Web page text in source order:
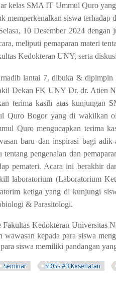
kelas SMA IT Ummul Quro
memperkenalkan siswa
10 Desember 2024
meliputi pemaparan materi
Kedokteran UNY, serta
lantai 7, dibuka &
Dekan FK UNY Dr. dr. Atien
terima kasih atas
Bogor yang di wakilkan
Quro mengucapkan terima
baru dan inspirasi bagi
tentang pengenalan dan
pemateri. Acara ini berakhir
laboratorium (Laboratorium
ketiga yang di kunjungi
& Parasitologi.
Kedokteran Universitas
kepada para siswa
siswa memiliki pandangan
Seminar SDGs #3 Kesehatan